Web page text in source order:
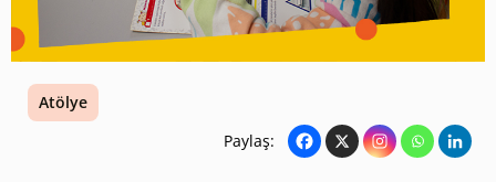
ATATÜRK KÜTÜPHANESI
SANAT GALERILERI
KÜLTÜREL MIRASA
DESTEK
Atölye
Paylaş: